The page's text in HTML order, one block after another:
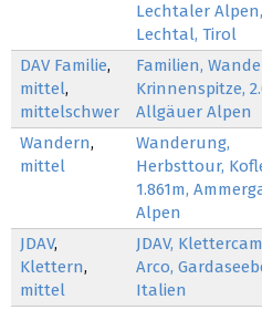
Lechtaler Alpen,
Lechtal, Tirol
DAV Familie,
mittel,
mittelschwer
Familien,
Krinnenspitze,
Allgäuer Alpen
Wandern,
mittel
Wanderung,
Herbsttour,
1.861m,
Alpen
JDAV,
Klettern,
mittel
JDAV,
Arco,
Italien